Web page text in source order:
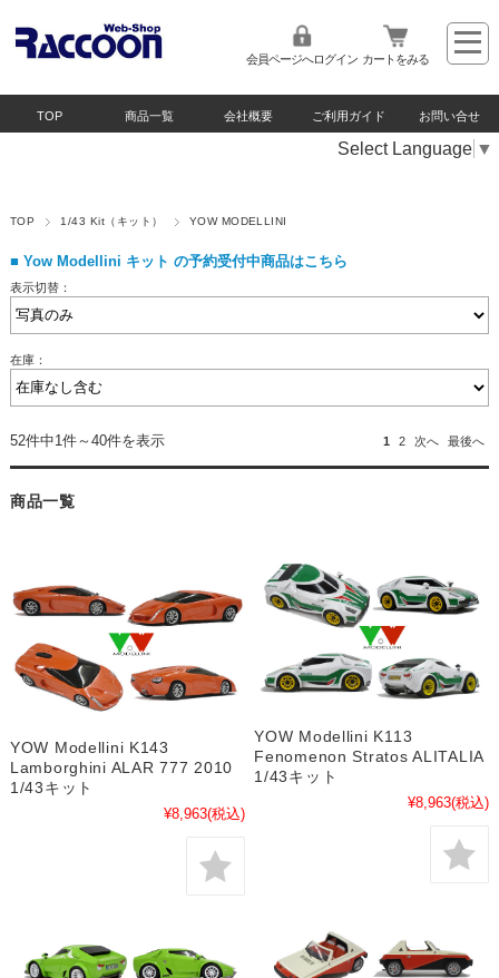
会員ページへログイン カートをみる
TOP 商品一覧 会社概要 ご利用ガイド お問い合せ
Select Language ▼
TOP 1/43 Kit（キット） YOW MODELLINI
■ Yow Modellini キット の予約受付中商品はこちら
表示切替：
在庫：
52件中1件～40件を表示 1 2 次へ 最後へ
商品一覧
YOW Modellini K143
Lamborghini ALAR 777 2010
1/43キット
¥8,963(税込)
YOW Modellini K113
Fenomenon Stratos ALITALIA
1/43キット
¥8,963(税込)